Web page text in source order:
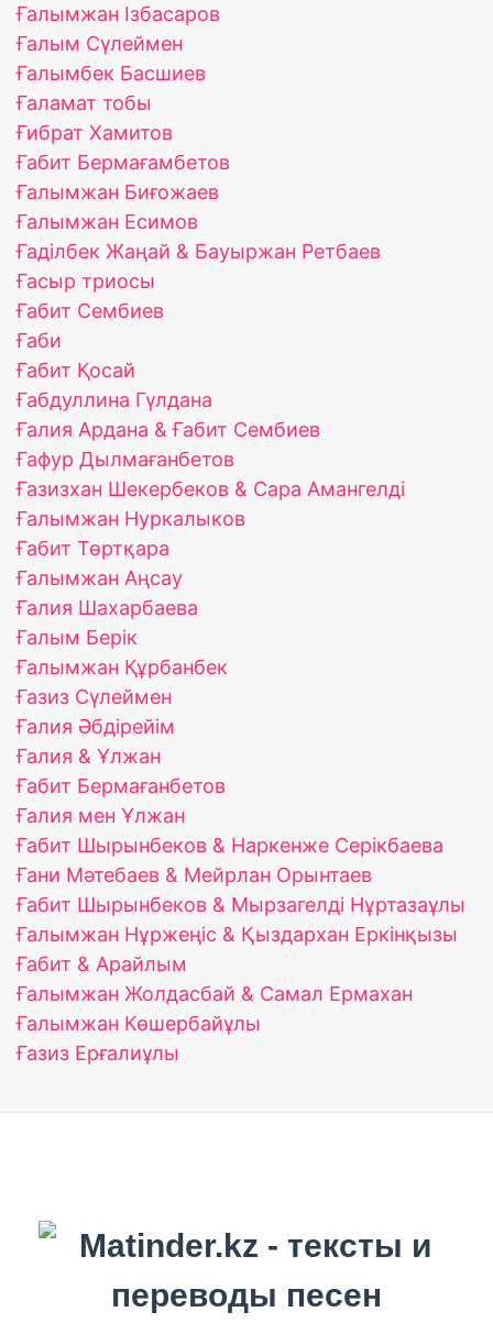
Ғалымжан Ізбасаров
Ғалым Сүлеймен
Ғалымбек Басшиев
Ғаламат тобы
Ғибрат Хамитов
Ғабит Бермағамбетов
Ғалымжан Биғожаев
Ғалымжан Есимов
Ғаділбек Жаңай & Бауыржан Ретбаев
Ғасыр триосы
Ғабит Сембиев
Ғаби
Ғабит Қосай
Ғабдуллина Гүлдана
Ғалия Ардана & Ғабит Сембиев
Ғафур Дылмағанбетов
Ғазизхан Шекербеков & Сара Амангелді
Ғалымжан Нуркалыков
Ғабит Төртқара
Ғалымжан Аңсау
Ғалия Шахарбаева
Ғалым Берік
Ғалымжан Құрбанбек
Ғазиз Сүлеймен
Ғалия Әбдірейім
Ғалия & Ұлжан
Ғабит Бермағанбетов
Ғалия мен Ұлжан
Ғабит Шырынбеков & Наркенже Серікбаева
Ғани Мәтебаев & Мейрлан Орынтаев
Ғабит Шырынбеков & Мырзагелді Нұртазаұлы
Ғалымжан Нұржеңіс & Қыздархан Еркінқызы
Ғабит & Арайлым
Ғалымжан Жолдасбай & Самал Ермахан
Ғалымжан Көшербайұлы
Ғазиз Ерғалиұлы